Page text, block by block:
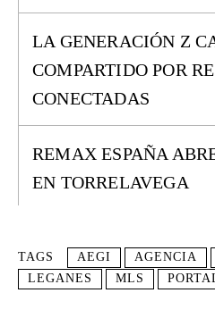
LA GENERACIÓN Z
COMPARTIDO POR
CONECTADAS
REMAX ESPAÑA
EN TORRELAVEGA
TAGS AEGI AGENCIA
LEGANES
MLS